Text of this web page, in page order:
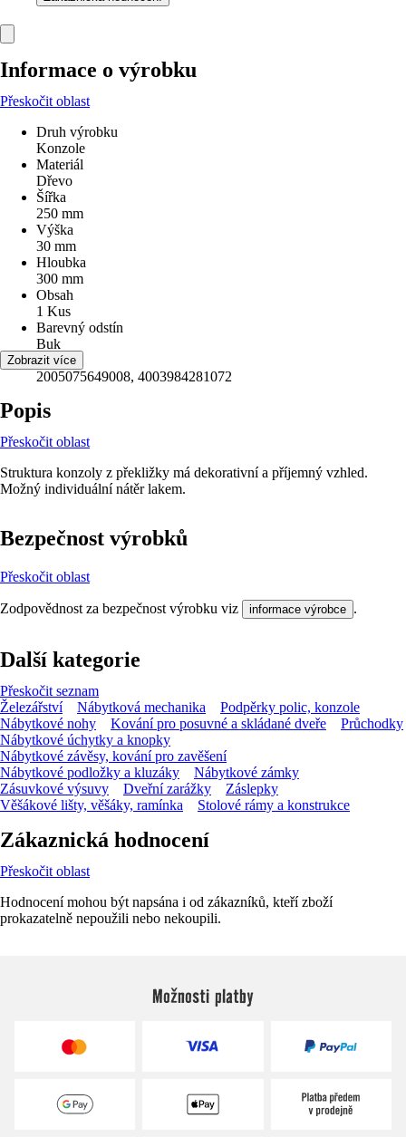
Informace o výrobku
Přeskočit oblast
Druh výrobku
Konzole
Materiál
Dřevo
Šířka
250 mm
Výška
30 mm
Hloubka
300 mm
Obsah
1 Kus
Barevný odstín
Buk
EAN
2005075649008, 4003984281072
Zobrazit více
Popis
Přeskočit oblast
Struktura konzoly z překližky má dekorativní a příjemný vzhled.
Možný individuální nátěr lakem.
Bezpečnost výrobků
Přeskočit oblast
Zodpovědnost za bezpečnost výrobku viz informace výrobce .
Další kategorie
Přeskočit seznam
Železářství
Nábytková mechanika
Podpěrky polic, konzole
Nábytkové nohy
Kování pro posuvné a skládané dveře
Průchodky
Nábytkové úchytky a knopky
Nábytkové závěsy, kování pro zavěšení
Nábytkové podložky a kluzáky
Nábytkové zámky
Zásuvkové výsuvy
Dveřní zarážky
Záslepky
Věšákové lišty, věšáky, ramínka
Stolové rámy a konstrukce
Zákaznická hodnocení
Přeskočit oblast
Hodnocení mohou být napsána i od zákazníků, kteří zboží
prokazatelně nepoužili nebo nekoupili.
Možnosti platby